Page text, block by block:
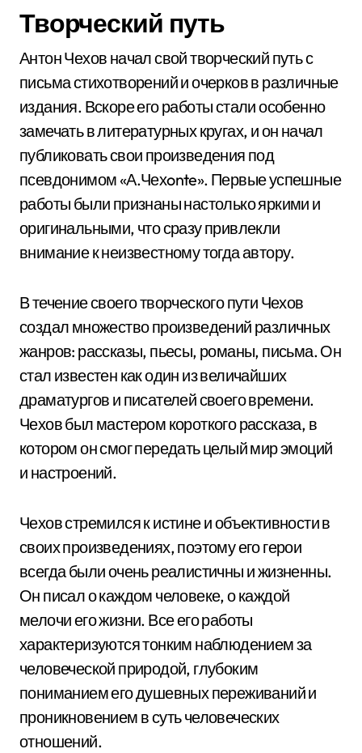
Творческий путь
Антон Чехов начал свой творческий путь с
письма стихотворений и очерков в различные
издания. Вскоре его работы стали особенно
замечать в литературных кругах, и он начал
публиковать свои произведения под
псевдонимом «А.Чехonte». Первые успешные
работы были признаны настолько яркими и
оригинальными, что сразу привлекли
внимание к неизвестному тогда автору.
В течение своего творческого пути Чехов
создал множество произведений различных
жанров: рассказы, пьесы, романы, письма. Он
стал известен как один из величайших
драматургов и писателей своего времени.
Чехов был мастером короткого рассказа, в
котором он смог передать целый мир эмоций
и настроений.
Чехов стремился к истине и объективности в
своих произведениях, поэтому его герои
всегда были очень реалистичны и жизненны.
Он писал о каждом человеке, о каждой
мелочи его жизни. Все его работы
характеризуются тонким наблюдением за
человеческой природой, глубоким
пониманием его душевных переживаний и
проникновением в суть человеческих
отношений.